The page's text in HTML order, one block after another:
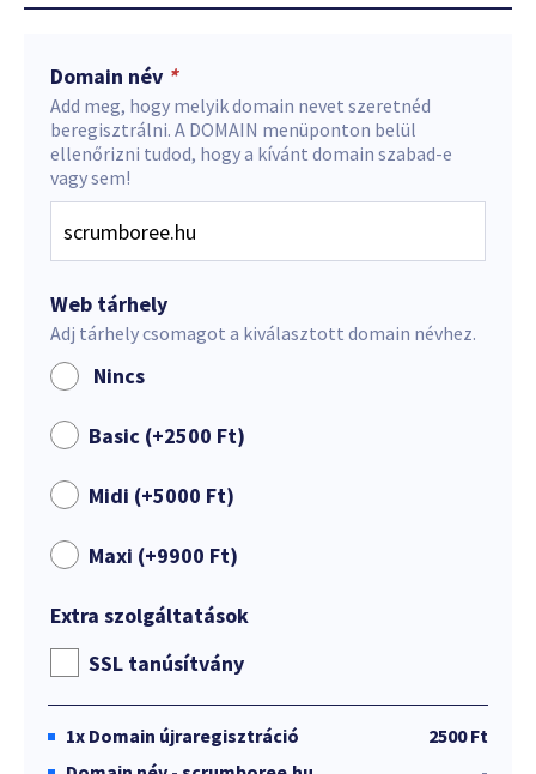
Domain név *
Add meg, hogy melyik domain nevet szeretnéd
beregisztrálni. A DOMAIN menüponton belül
ellenőrizni tudod, hogy a kívánt domain szabad-e
vagy sem!
Web tárhely
Adj tárhely csomagot a kiválasztott domain névhez.
Nincs
Basic (+2500 Ft)
Midi (+5000 Ft)
Maxi (+9900 Ft)
Extra szolgáltatások
SSL tanúsítvány
1x Domain újraregisztráció
2500 Ft